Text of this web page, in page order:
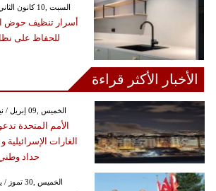
GMT 07:05 2026 السبت ,10 كانون الثاني / يناير
أسرار تنظيف حوض
للحفاظ على
الأخبار الأكثر قراءة
GMT 01:33 2026 الخميس ,09 إبريل / نيسان
الأمم المتحدة
الغارات
حداد
GMT 18:33 2026 الخميس ,30 تموز / يوليو